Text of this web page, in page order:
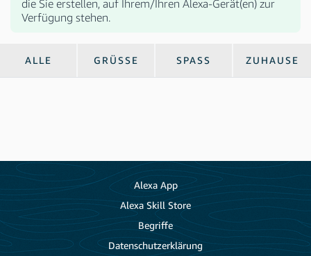
die Sie erstellen, auf Ihrem/Ihren Alexa-Gerät(en) zur
Verfügung stehen.
ALLE GRÜSSE SPASS ZUHAUSE
Alexa App
Alexa Skill Store
Begriffe
Datenschutzerklärung